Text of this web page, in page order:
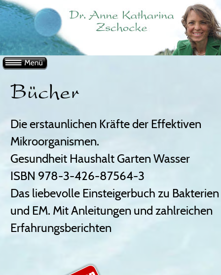
Bücher
Die erstaunlichen Kräfte der Effektiven
Mikroorganismen.
Gesundheit Haushalt Garten Wasser
ISBN 978-3-426-87564-3
Das liebevolle Einsteigerbuch zu Bakterien
und EM. Mit Anleitungen und zahlreichen
Erfahrungsberichten